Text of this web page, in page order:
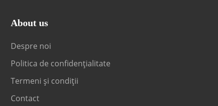
About us
Despre noi
Politica de confidențialitate
Termeni și condiții
Contact